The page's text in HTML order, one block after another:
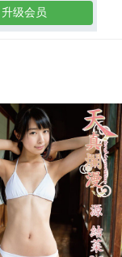
升级会员